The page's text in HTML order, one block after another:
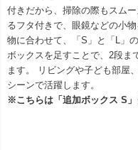
付きだから、掃除の際もスム
るフタ付きで、眼鏡などの小
物に合わせて、「S」と「L」
ボックスを足すことで、2段ま
ます。 リビングや子ども部屋
シーンで活躍します。
※こちらは「追加ボックス S」